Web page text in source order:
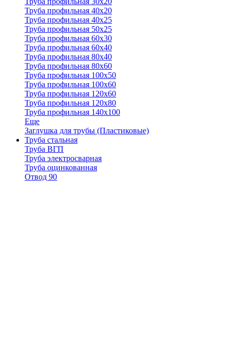
Труба профильная 40х20
Труба профильная 40х25
Труба профильная 50х25
Труба профильная 60х30
Труба профильная 60х40
Труба профильная 80х40
Труба профильная 80х60
Труба профильная 100х50
Труба профильная 100х60
Труба профильная 120х60
Труба профильная 120х80
Труба профильная 140х100
Еще
Заглушка для трубы (Пластиковые)
Труба стальная
Труба ВГП
Труба электросварная
Труба оцинкованная
Отвод 90